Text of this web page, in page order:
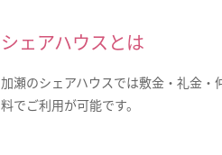
シェアハウスとは
加瀬のシェアハウスでは敷金・礼金・
料でご利用が可能です。